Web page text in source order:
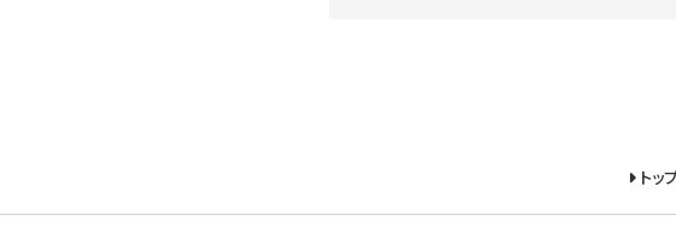
トッ